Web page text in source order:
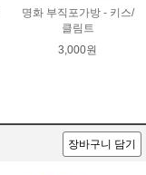
명화 부직포가방 - 키스/
클림트
3,000원
장바구니 담기